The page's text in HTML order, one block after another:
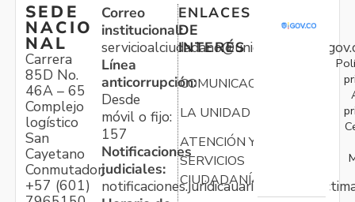
SEDE
NACIO
NAL
Carrera
85D No.
46A – 65
Complejo
logístico
San
Cayetano
Conmutador:
+57 (601)
Correo
institucional:
Línea
anticorrupción:
Desde
móvil o fijo:
157
Notificaciones
judiciales:
ENLACES
DE
INTERÉS
COMUNICACIONES
LA UNIDAD
ATENCIÓN Y
SERVICIOS
CIUDADANÍA